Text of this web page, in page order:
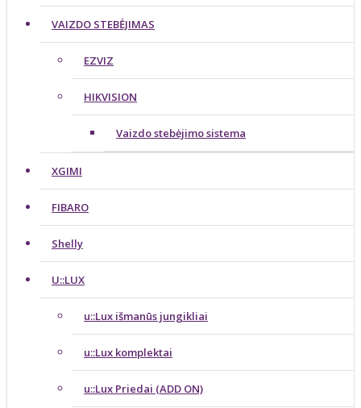
VAIZDO STEBĖJIMAS
EZVIZ
HIKVISION
Vaizdo stebėjimo sistema
XGIMI
FIBARO
Shelly
U::LUX
u::Lux išmanūs jungikliai
u::Lux komplektai
u::Lux Priedai (ADD ON)